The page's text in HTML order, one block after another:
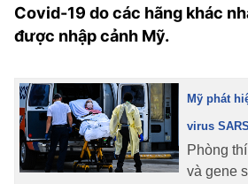
ẨM THỰC
INFOGRAPHIC
ẢNH
BÁO GIẤY
TRA CỨU PHƯỜNG XÃ
Covid-19 do các hãng khác
được nhập cảnh Mỹ.
Mỹ phát
virus
Phòng
và gene